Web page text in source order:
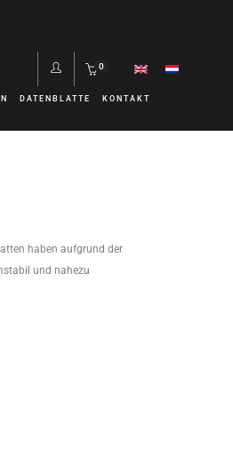
0
DATENBLATTE KONTAKT
haben aufgrund der
und nahezu